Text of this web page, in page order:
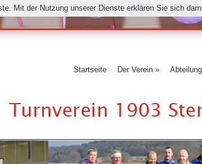
Startseite Der Verein »
Mit der Nutzung unserer Dienste erklären Sie sich